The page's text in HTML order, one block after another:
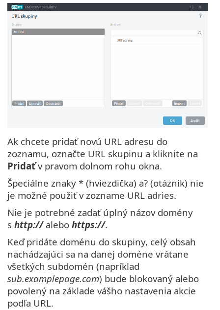
Ak chcete pridať novú URL adresu do
zoznamu, označte URL skupinu a kliknite na
Pridaťv pravom dolnom rohu okna.
Špeciálne znaky * (hviezdička) a? (otáznik) nie
je možné použiť v zozname URL adries.
Nie je potrebné zadať úplný názov domény
s http://alebo https://.
Keď pridáte doménu do skupiny, celý obsah
nachádzajúci sa na danej doméne vrátane
všetkých subdomén (napríklad
sub.examplepage.com) bude blokovaný alebo
povolený na základe vášho nastavenia akcie
podľa URL.